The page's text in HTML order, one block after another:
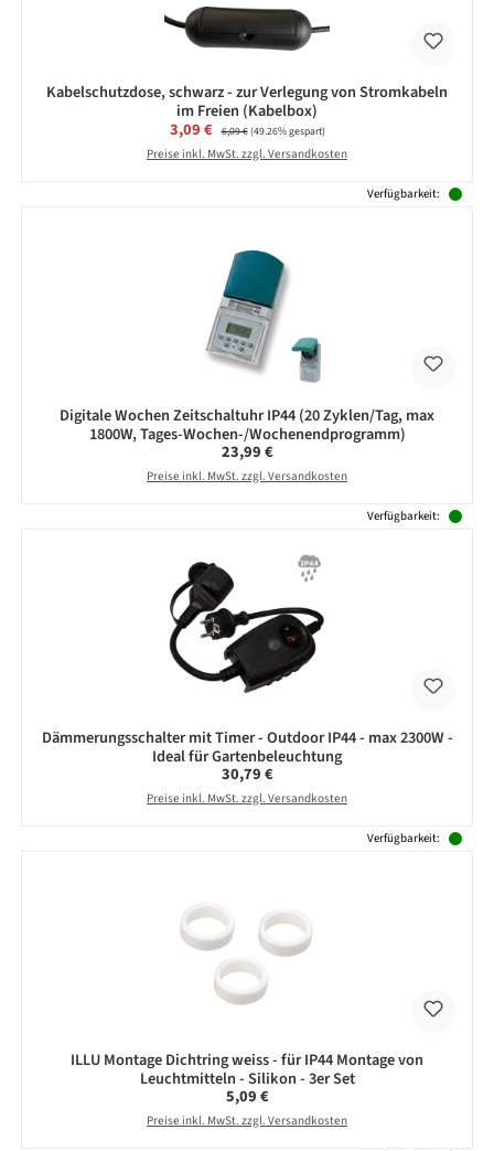
Kabelschutzdose, schwarz - zur Verlegung von Stromkabeln
im Freien (Kabelbox)
Verkaufspreis:
3,09 € Regulärer Preis:
6,09 €(49.26% gespart)
Preise inkl. MwSt. zzgl. Versandkosten
Verfügbarkeit:
Digitale Wochen Zeitschaltuhr IP44 (20 Zyklen/Tag, max
1800W, Tages-Wochen-/Wochenendprogramm)
Regulärer Preis:
23,99 €
Preise inkl. MwSt. zzgl. Versandkosten
Verfügbarkeit:
Dämmerungsschalter mit Timer - Outdoor IP44 - max 2300W -
Ideal für Gartenbeleuchtung
Regulärer Preis:
30,79 €
Preise inkl. MwSt. zzgl. Versandkosten
Verfügbarkeit:
ILLU Montage Dichtring weiss - für IP44 Montage von
Leuchtmitteln - Silikon - 3er Set
Regulärer Preis:
5,09 €
Preise inkl. MwSt. zzgl. Versandkosten